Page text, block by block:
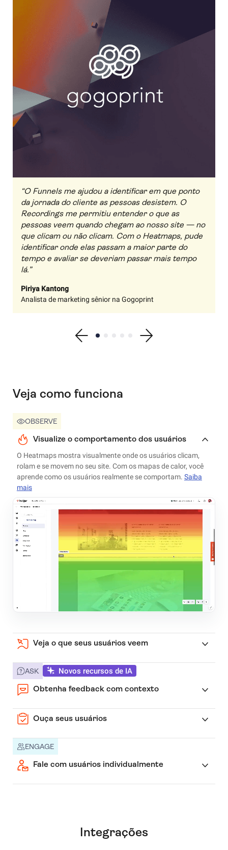
“O Funnels me ajudou a identificar em que ponto
da jornada do cliente as pessoas desistem. O
Recordings me permitiu entender o que as
pessoas veem quando chegam ao nosso site — no
que clicam ou não clicam. Com o Heatmaps, pude
identificar onde elas passam a maior parte do
tempo e avaliar se deveriam passar mais tempo
lá.”
Piriya Kantong
Analista de marketing sênior na Gogoprint
Show previous testimonial
Show testimonial 1
Show testimonial 2
Show testimonial 3
Show testimonial 4
Show testimonial 5
Show next testimonial
Veja como funciona
OBSERVE
Visualize o comportamento dos usuários
O Heatmaps mostra visualmente onde os usuários clicam,
rolam e se movem no seu site. Com os mapas de calor, você
aprende como os usuários realmente se comportam. Saiba
mais
Veja o que seus usuários veem
ASK Novos recursos de IA
Obtenha feedback com contexto
Ouça seus usuários
ENGAGE
Fale com usuários individualmente
Integrações